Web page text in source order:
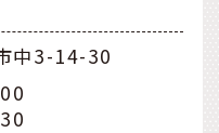
中3-14-30